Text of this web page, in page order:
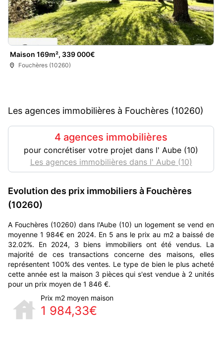
Maison 169m², 339 000€
Fouchères (10260)
Les agences immobilières à Fouchères (10260)
4 agences immobilières
pour concrétiser votre projet dans l' Aube (10)
Les agences immobilières dans l' Aube (10)
Evolution des prix immobiliers à Fouchères
(10260)
A Fouchères (10260) dans l'Aube (10) un logement se vend en
moyenne 1 984€ en 2024. En 5 ans le prix au m2 a baissé de
32.02%. En 2024, 3 biens immobiliers ont été vendus. La
majorité de ces transactions concerne des maisons, elles
représentent 100% des ventes. Le type de bien le plus acheté
cette année est la maison 3 pièces qui s'est vendue à 2 unités
pour un prix moyen de 1 846 €.
Prix m2 moyen maison
1 984,33€